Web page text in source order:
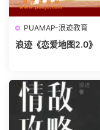
PUAMAP-浪迹教育
浪迹《恋爱地图2.0》